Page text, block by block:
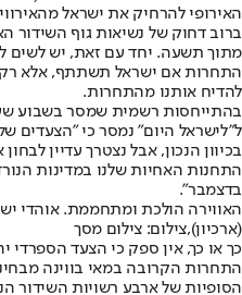
האירופי להרחיק את ישראל
מתוך תשעה. יחד עם זאת, יש לשים
התחרות אם ישראל תשתתף, אלא רק
להדיח אותנו מהתחרות.
בהתייחסות רשמית שמסר בשבוע
בכיוון הנכון, אבל נצטרך עדיין
בדצמבר".
(ארכיון),צילום: צילום מסך
כך או כך, אין ספק כי הצעד הספרדי
התחרות הקרובה במאי בווינה
הסופיות של ארבע רשויות השידור